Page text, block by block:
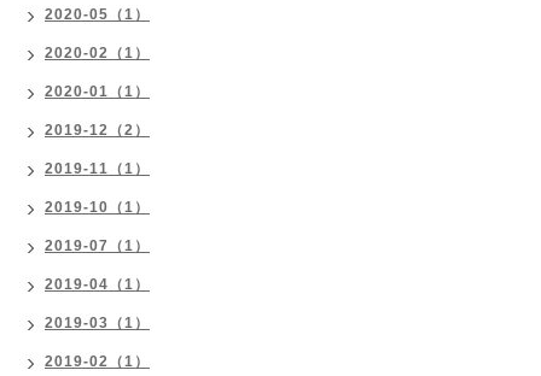
2020-05（1）
2020-02（1）
2020-01（1）
2019-12（2）
2019-11（1）
2019-10（1）
2019-07（1）
2019-04（1）
2019-03（1）
2019-02（1）